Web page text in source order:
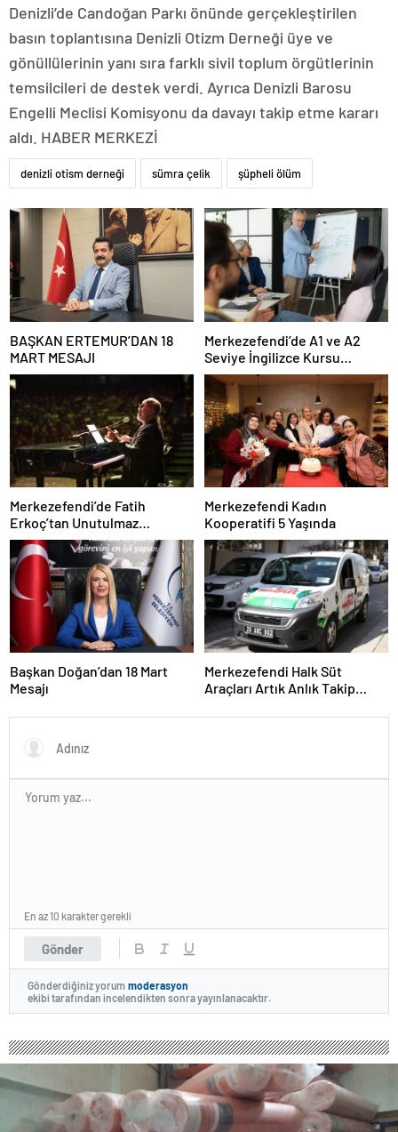
Denizli’de Candoğan Parkı önünde gerçekleştirilen
basın toplantısına Denizli Otizm Derneği üye ve
gönüllülerinin yanı sıra farklı sivil toplum örgütlerinin
temsilcileri de destek verdi. Ayrıca Denizli Barosu
Engelli Meclisi Komisyonu da davayı takip etme kararı
aldı. HABER MERKEZİ
denizli otism derneği sümra çelik şüpheli ölüm
BAŞKAN ERTEMUR’DAN 18
MART MESAJI
Merkezefendi’de A1 ve A2
Seviye İngilizce Kursu
Başvuruları Başladı
Merkezefendi’de Fatih
Erkoç’tan Unutulmaz
Ramazan Konseri
Merkezefendi Kadın
Kooperatifi 5 Yaşında
Başkan Doğan’dan 18 Mart
Mesajı
Merkezefendi Halk Süt
Araçları Artık Anlık Takip
Gönder
En az 10 karakter gerekli
Gönderdiğiniz yorum moderasyon
ekibi tarafından incelendikten sonra yayınlanacaktır.